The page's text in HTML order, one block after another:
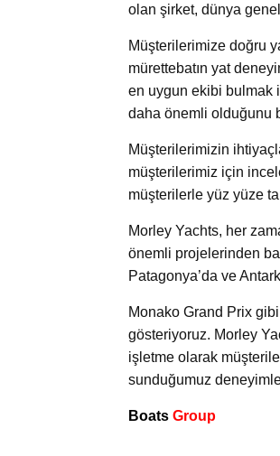
olan şirket, dünya
Müşterilerimize doğru
mürettebatın yat
en uygun ekibi bulmak
daha önemli olduğunu
Müşterilerimizin
müşterilerimiz için
müşterilerle yüz yüze
Morley Yachts, her
önemli projelerinden
Patagonya’da ve
Monako Grand Prix
gösteriyoruz. Morley
işletme olarak
sunduğumuz
Boats Group